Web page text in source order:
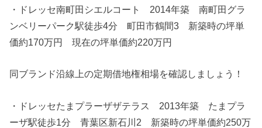
・ドレッセ南町田シエルコート 2014年築 南町田グラ
ンベリーパーク駅徒歩4分 町田市鶴間3 新築時の坪単
価約170万円 現在の坪単価約220万円
同ブランド沿線上の定期借地権相場を確認しましょう！
・ドレッセたまプラーザザテラス 2013年築 たまプラ
ーザ駅徒歩1分 青葉区新石川2 新築時の坪単価約250万